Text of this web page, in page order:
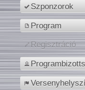
Szponzorok
Program
Regisztráció